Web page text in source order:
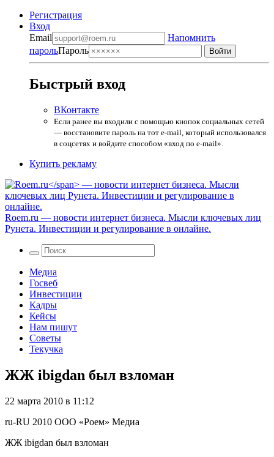
Регистрация
Вход
Email
Напомнить
парольПароль
Быстрый вход
ВКонтакте
Если ранее вы входили с помощью кнопок социальных сетей
— восстановите пароль на тот e-mail, который использовался
в соцсетях и войдите способом «вход по e-mail».
Купить рекламу
Roem.ru — новости интернет бизнеса. Мысли ключевых лиц
Рунета. Инвестиции и регулирование в онлайне.
Медиа
Госвеб
Инвестиции
Кадры
Кейсы
Нам пишут
Советы
Текучка
ЖЖ ibigdan был взломан
22 марта 2010 в 11:12
ru-RU 2010 ООО «Роем» Медиа
ЖЖ ibigdan был взломан